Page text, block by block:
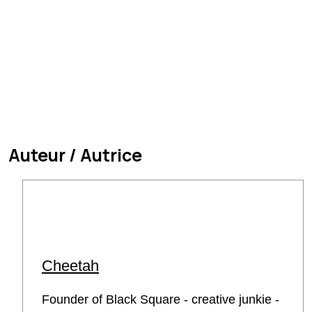
Auteur / Autrice
Cheetah
Founder of Black Square - creative junkie -